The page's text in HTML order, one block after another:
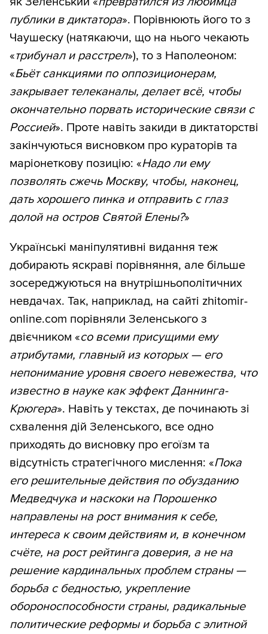
публики в диктатора». Порівнюють його то з
Чаушеску (натякаючи, що на нього чекають
«трибунал и расстрел»), то з Наполеоном:
«Бьёт санкциями по оппозиционерам,
закрывает телеканалы, делает всё, чтобы
окончательно порвать исторические связи с
Россией». Проте навіть закиди в диктаторстві
закінчуються висновком про кураторів та
маріонеткову позицію: «Надо ли ему
позволять сжечь Москву, чтобы, наконец,
дать хорошего пинка и отправить с глаз
долой на остров Святой Елены?»
Українські маніпулятивні видання теж
добирають яскраві порівняння, але більше
зосереджуються на внутрішньополітичних
невдачах. Так, наприклад, на сайті zhitomir-
online.com порівняли Зеленського з
двієчником «со всеми присущими ему
атрибутами, главный из которых — его
непонимание уровня своего невежества, что
известно в науке как эффект Даннинга-
Крюгера». Навіть у текстах, де починають зі
схвалення дій Зеленського, все одно
приходять до висновку про егоїзм та
відсутність стратегічного мислення: «Пока
его решительные действия по обузданию
Медведчука и наскоки на Порошенко
направлены на рост внимания к себе,
интереса к своим действиям и, в конечном
счёте, на рост рейтинга доверия, а не на
решение кардинальных проблем страны —
борьба с бедностью, укрепление
обороноспособности страны, радикальные
политические реформы и борьба с элитной